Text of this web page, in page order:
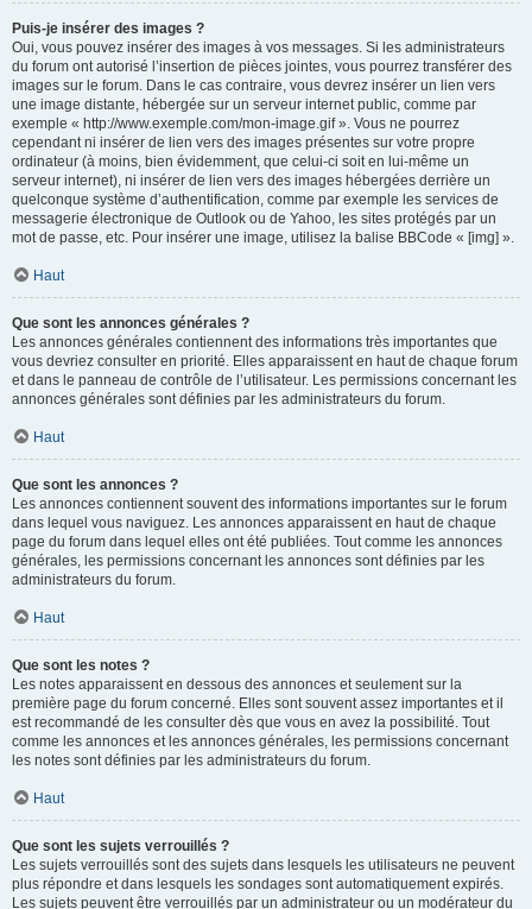
Puis-je insérer des images ?
Oui, vous pouvez insérer des images à vos messages. Si les administrateurs
du forum ont autorisé l’insertion de pièces jointes, vous pourrez transférer des
images sur le forum. Dans le cas contraire, vous devrez insérer un lien vers
une image distante, hébergée sur un serveur internet public, comme par
exemple « http://www.exemple.com/mon-image.gif ». Vous ne pourrez
cependant ni insérer de lien vers des images présentes sur votre propre
ordinateur (à moins, bien évidemment, que celui-ci soit en lui-même un
serveur internet), ni insérer de lien vers des images hébergées derrière un
quelconque système d’authentification, comme par exemple les services de
messagerie électronique de Outlook ou de Yahoo, les sites protégés par un
mot de passe, etc. Pour insérer une image, utilisez la balise BBCode « [img] ».
Haut
Que sont les annonces générales ?
Les annonces générales contiennent des informations très importantes que
vous devriez consulter en priorité. Elles apparaissent en haut de chaque forum
et dans le panneau de contrôle de l’utilisateur. Les permissions concernant les
annonces générales sont définies par les administrateurs du forum.
Haut
Que sont les annonces ?
Les annonces contiennent souvent des informations importantes sur le forum
dans lequel vous naviguez. Les annonces apparaissent en haut de chaque
page du forum dans lequel elles ont été publiées. Tout comme les annonces
générales, les permissions concernant les annonces sont définies par les
administrateurs du forum.
Haut
Que sont les notes ?
Les notes apparaissent en dessous des annonces et seulement sur la
première page du forum concerné. Elles sont souvent assez importantes et il
est recommandé de les consulter dès que vous en avez la possibilité. Tout
comme les annonces et les annonces générales, les permissions concernant
les notes sont définies par les administrateurs du forum.
Haut
Que sont les sujets verrouillés ?
Les sujets verrouillés sont des sujets dans lesquels les utilisateurs ne peuvent
plus répondre et dans lesquels les sondages sont automatiquement expirés.
Les sujets peuvent être verrouillés par un administrateur ou un modérateur du